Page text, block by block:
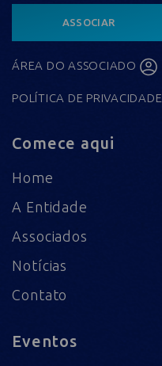
ASSOCIAR
ÁREA DO ASSOCIADO
POLÍTICA DE PRIVACIDADE
Comece aqui
Home
A Entidade
Associados
Notícias
Contato
Eventos